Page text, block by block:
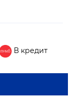
В кредит